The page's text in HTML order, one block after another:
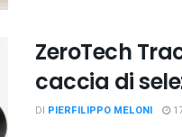
ZeroTech
caccia di
DI PIERFILIPPO MELONI